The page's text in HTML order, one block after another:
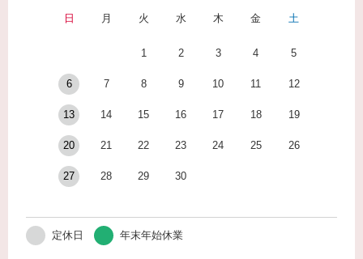
日 月 火 水 木 金 土
1 2 3 4 5
6 7 8 9 10 11 12
13 14 15 16 17 18 19
20 21 22 23 24 25 26
27 28 29 30
定休日 年末年始休業